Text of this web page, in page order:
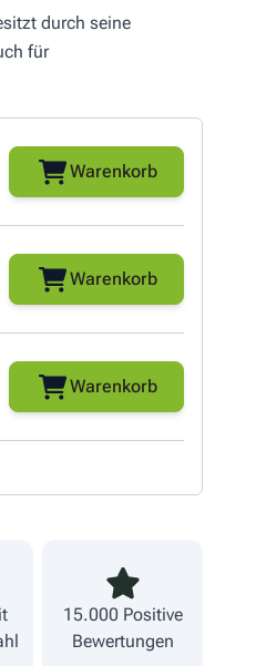
durch seine
für
Warenkorb
Warenkorb
Warenkorb
15.000 Positive
Bewertungen